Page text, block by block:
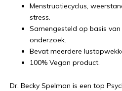
Menstruatiecyclus,
stress.
Samengesteld op basis
onderzoek.
Bevat meerdere
100% Vegan product.
Dr. Becky Spelman is een top